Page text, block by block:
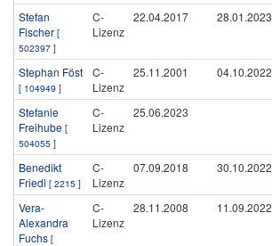
Stefan
Fischer [
502397 ]
C-
Lizenz
22.04.2017 28.01.2023
Stephan Föst
[ 104949 ]
C-
Lizenz
25.11.2001 04.10.2022
Stefanie
Freihube [
504055 ]
C-
Lizenz
25.06.2023
Benedikt
Friedl [ 2215 ]
C-
Lizenz
07.09.2018 30.10.2022
Vera-
Alexandra
Fuchs [
C-
Lizenz
28.11.2008 11.09.2022